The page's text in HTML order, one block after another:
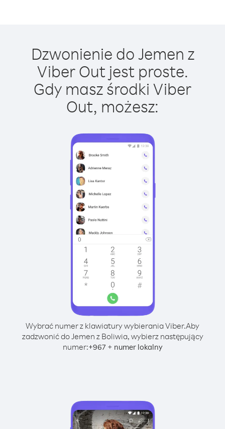
Dzwonienie do Jemen z
Viber Out jest proste.
Gdy masz środki Viber
Out, możesz:
Wybrać numer z klawiatury wybierania Viber.Aby
zadzwonić do Jemen z Boliwia, wybierz następujący
numer:+967+ numer lokalny